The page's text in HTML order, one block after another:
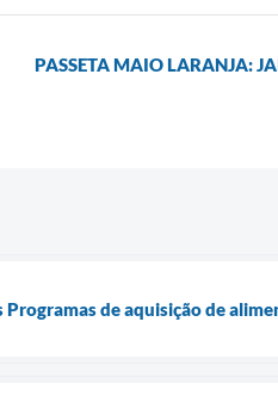
PASSETA MAIO LARANJA:
de aquisição de